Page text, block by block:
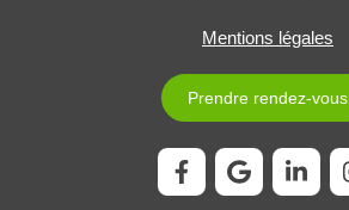
Mentions légales
Prendre rendez-vous